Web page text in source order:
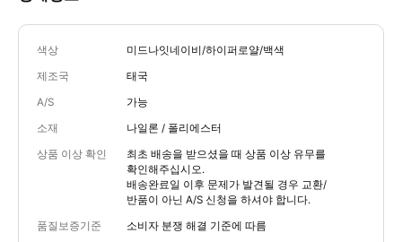
색상 미드나잇네이비/하이퍼로얄/백색
제조국 태국
A/S 가능
소재 나일론 / 폴리에스터
상품 이상 확인
최초 배송을 받으셨을 때 상품 이상 유무를
확인해주십시오.
배송완료일 이후 문제가 발견될 경우 교환/
반품이 아닌 A/S 신청을 하셔야 합니다.
품질보증기준 소비자 분쟁 해결 기준에 따름